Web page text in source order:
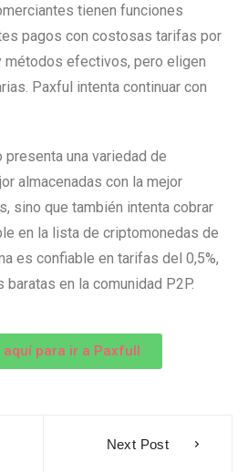
tienen funciones
pagos con costosas tarifas por
efectivos, pero eligen
Paxful intenta continuar con
una variedad de
almacenadas con la mejor
sino que también intenta cobrar
en la lista de criptomonedas de
es confiable en tarifas del 0,5%,
en la comunidad P2P.
aquí para ir a Paxfull
Next Post